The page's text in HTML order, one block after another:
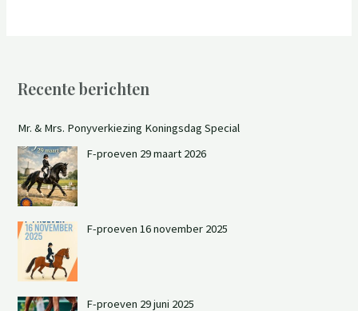
Recente berichten
Mr. & Mrs. Ponyverkiezing Koningsdag Special
F-proeven 29 maart 2026
F-proeven 16 november 2025
F-proeven 29 juni 2025